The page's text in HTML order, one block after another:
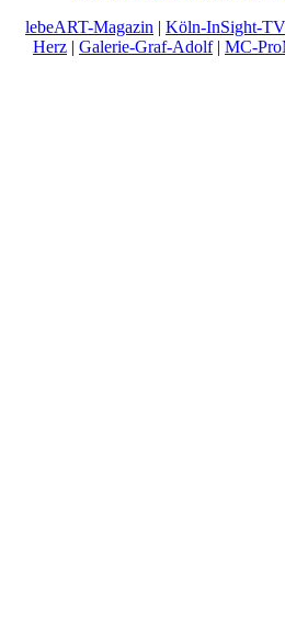
lebeART-Magazin | Köln-InSight-TV
Herz | Galerie-Graf-Adolf| MC-